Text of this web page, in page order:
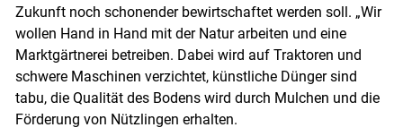
Zukunft noch schonender bewirtschaftet werden soll. „Wir
wollen Hand in Hand mit der Natur arbeiten und eine
Marktgärtnerei betreiben. Dabei wird auf Traktoren und
schwere Maschinen verzichtet, künstliche Dünger sind
tabu, die Qualität des Bodens wird durch Mulchen und die
Förderung von Nützlingen erhalten.